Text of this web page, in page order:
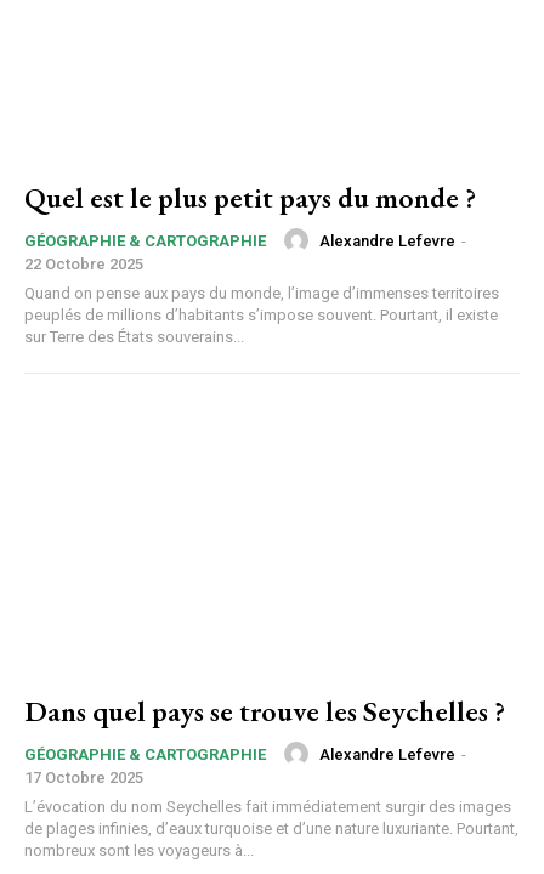
Quel est le plus petit pays du monde ?
GÉOGRAPHIE & CARTOGRAPHIE Alexandre Lefevre -
22 Octobre 2025
Quand on pense aux pays du monde, l’image d’immenses territoires
peuplés de millions d’habitants s’impose souvent. Pourtant, il existe
sur Terre des États souverains...
Dans quel pays se trouve les Seychelles ?
GÉOGRAPHIE & CARTOGRAPHIE Alexandre Lefevre -
17 Octobre 2025
L’évocation du nom Seychelles fait immédiatement surgir des images
de plages infinies, d’eaux turquoise et d’une nature luxuriante. Pourtant,
nombreux sont les voyageurs à...